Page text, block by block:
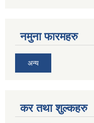
नमुना फारमहरु
अन्य
कर तथा शुल्कहरु